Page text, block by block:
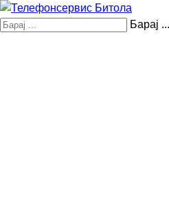
Барај ...